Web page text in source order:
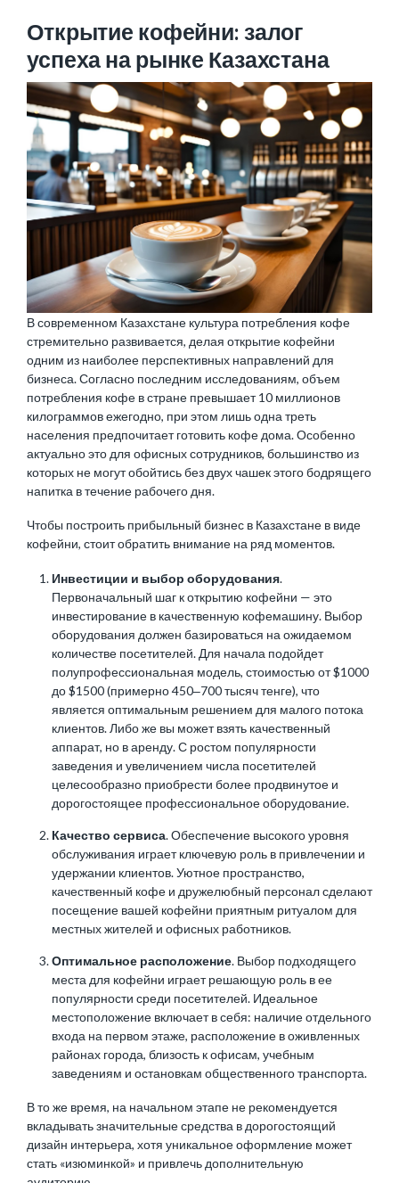
Открытие кофейни: залог
успеха на рынке Казахстана
В современном Казахстане культура потребления кофе
стремительно развивается, делая открытие кофейни
одним из наиболее перспективных направлений для
бизнеса. Согласно последним исследованиям, объем
потребления кофе в стране превышает 10 миллионов
килограммов ежегодно, при этом лишь одна треть
населения предпочитает готовить кофе дома. Особенно
актуально это для офисных сотрудников, большинство из
которых не могут обойтись без двух чашек этого бодрящего
напитка в течение рабочего дня.
Чтобы построить прибыльный бизнес в Казахстане в виде
кофейни, стоит обратить внимание на ряд моментов.
Инвестиции и выбор оборудования.
Первоначальный шаг к открытию кофейни — это
инвестирование в качественную кофемашину. Выбор
оборудования должен базироваться на ожидаемом
количестве посетителей. Для начала подойдет
полупрофессиональная модель, стоимостью от $1000
до $1500 (примерно 450‒700 тысяч тенге), что
является оптимальным решением для малого потока
клиентов. Либо же вы может взять качественный
аппарат, но в аренду. С ростом популярности
заведения и увеличением числа посетителей
целесообразно приобрести более продвинутое и
дорогостоящее профессиональное оборудование.
Качество сервиса. Обеспечение высокого уровня
обслуживания играет ключевую роль в привлечении и
удержании клиентов. Уютное пространство,
качественный кофе и дружелюбный персонал сделают
посещение вашей кофейни приятным ритуалом для
местных жителей и офисных работников.
Оптимальное расположение. Выбор подходящего
места для кофейни играет решающую роль в ее
популярности среди посетителей. Идеальное
местоположение включает в себя: наличие отдельного
входа на первом этаже, расположение в оживленных
районах города, близость к офисам, учебным
заведениям и остановкам общественного транспорта.
В то же время, на начальном этапе не рекомендуется
вкладывать значительные средства в дорогостоящий
дизайн интерьера, хотя уникальное оформление может
стать «изюминкой» и привлечь дополнительную